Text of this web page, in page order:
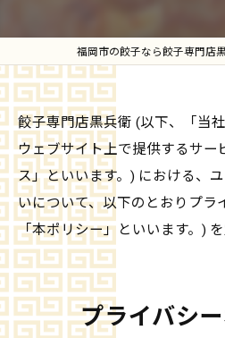
福岡市の餃子なら餃子専門店
餃子専門店黒兵衛 (以下、「当
ウェブサイト上で提供するサー
ス」といいます。) における、
いについて、以下のとおりプラ
「本ポリシー」といいます。) を
プライバシ